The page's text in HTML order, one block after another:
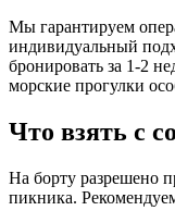
Мы гарантируем
индивидуальный
бронировать за 1-2
морские прогулки
Что взять с
На борту разрешено
пикника.